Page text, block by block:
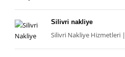
Silivri nakliye
Silivri Nakliye Hizmetleri |